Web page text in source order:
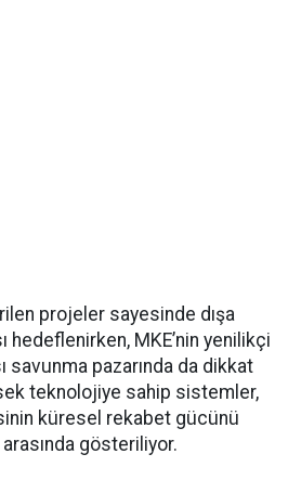
projeler sayesinde dışa
hedeflenirken, MKE’nin yenilikçi
savunma pazarında da dikkat
teknolojiye sahip sistemler,
küresel rekabet gücünü
gösteriliyor.